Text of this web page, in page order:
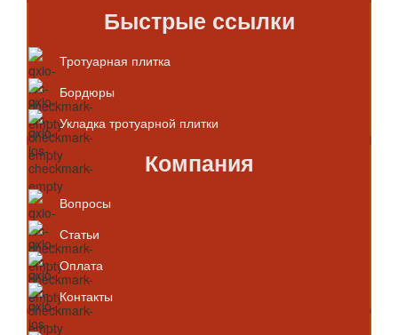
Быстрые ссылки
Тротуарная плитка
Бордюры
Укладка тротуарной плитки
Компания
Вопросы
Статьи
Оплата
Контакты